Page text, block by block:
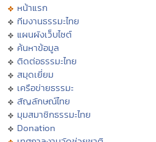
หน้าแรก
ทีมงานธรรมะไทย
แผนผังเว็บไซต์
ค้นหาข้อมูล
ติดต่อธรรมะไทย
สมุดเยี่ยม
เครือข่ายธรรมะ
สัญลักษณ์ไทย
มุมสมาชิกธรรมะไทย
Donation